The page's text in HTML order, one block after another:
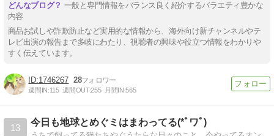
一般と専門情報をバランス良く紹介するバラエティ豊かな
内容
商品お試しや詐欺防止など実用的な情報から、海外向け新チャンネルやテ
レビ出演の報告まで多岐にわたり、視聴者の興味や役立つ情報をわかりや
すく伝えています。
1746267 28
週間IN:115 週間OUT:255 月間IN:565
13
今日も地球とめぐミはまわってる(*ﾟワﾟ)